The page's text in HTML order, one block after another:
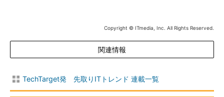
Copyright © ITmedia, Inc. All Rights Reserved.
関連情報
TechTarget発 先取りITトレンド 連載一覧